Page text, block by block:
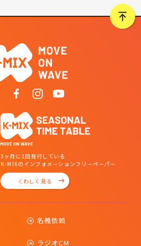
3ヶ月に1回発行している
K-MIXのインフォメーションフリーペーパー
くわしく見る
名義依頼
ラジオCM